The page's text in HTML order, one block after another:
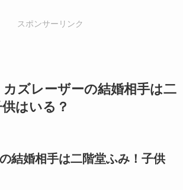
スポンサーリンク
カズレーザーの結婚相手は二
はいる？
結婚相手は二階堂ふみ！子供